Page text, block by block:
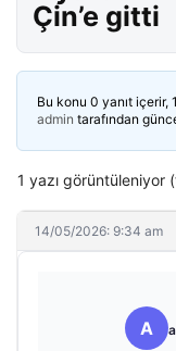
Çin’e gitti
Bu konu 0 yanıt içerir,
admin tarafından
1 yazı görüntüleniyor
14/05/2026: 9:34 am
A